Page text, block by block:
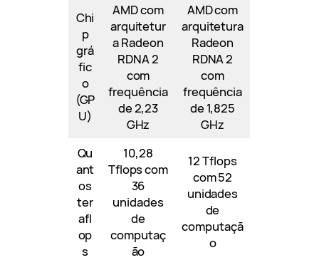
Chi
p
grá
fic
o
(GP
U)
AMD com
arquitetur
a Radeon
RDNA 2
com
frequência
de 2,23
GHz
AMD com
arquitetura
Radeon
RDNA 2
com
frequência
de 1,825
GHz
Qu
ant
os
ter
afl
op
s
10,28
Tflops com
36
unidades
de
computaç
ão
12 Tflops
com 52
unidades
de
computaçã
o